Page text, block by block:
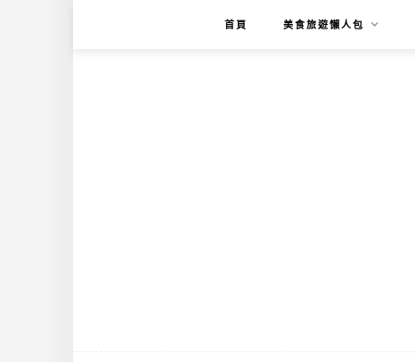
首頁 美食旅遊懶人包